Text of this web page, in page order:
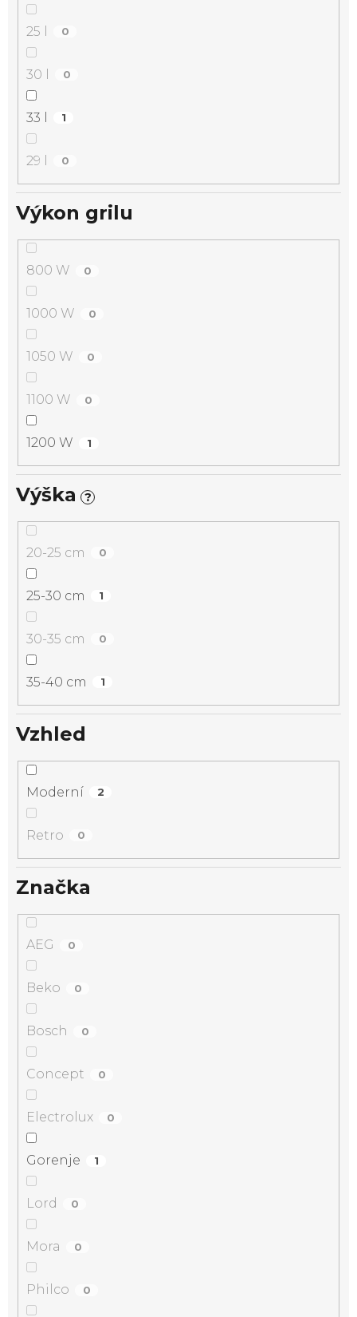
25 l 0
30 l 0
33 l 1
29 l 0
Výkon grilu
800 W 0
1000 W 0
1050 W 0
1100 W 0
1200 W 1
Výška ?
20-25 cm 0
25-30 cm 1
30-35 cm 0
35-40 cm 1
Vzhled
Moderní 2
Retro 0
Značka
AEG 0
Beko 0
Bosch 0
Concept 0
Electrolux 0
Gorenje 1
Lord 0
Mora 0
Philco 0